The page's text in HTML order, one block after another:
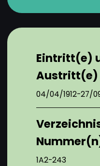
Eintritt(e)
Austritt(e)
04/04/1912-27/
1A2-243